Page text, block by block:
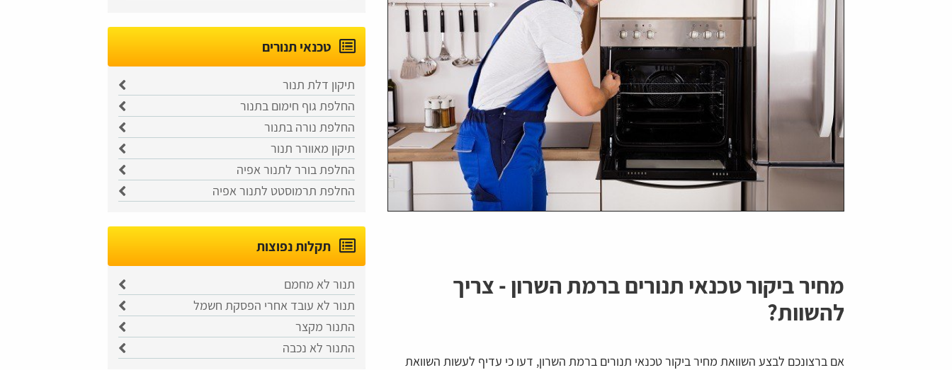
מחיר ביקור טכנאי תנורים ברמת השרון - צריך
להשוות?
אם ברצונכם לבצע השוואת מחיר ביקור טכנאי תנורים ברמת השרון, דעו כי עדיף לעשות השוואת
טכנאי תנורים
תיקון דלת תנור
החלפת גוף חימום בתנור
החלפת נורה בתנור
תיקון מאוורר תנור
החלפת בורר לתנור אפיה
החלפת תרמוסטט לתנור אפיה
תקלות נפוצות
תנור לא מחמם
תנור לא עובד אחרי הפסקת חשמל
התנור מקצר
התנור לא נכבה